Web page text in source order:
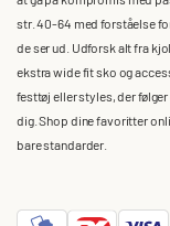
str. 40-64 med forståelse
de ser ud. Udforsk alt fra
ekstra wide fit sko og
festtøj eller styles, der
dig. Shop dine favoritter
bare standarder.